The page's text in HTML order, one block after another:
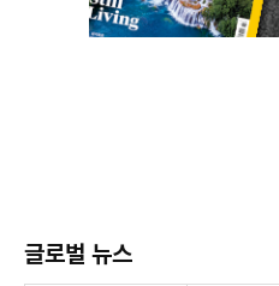
글로벌 뉴스